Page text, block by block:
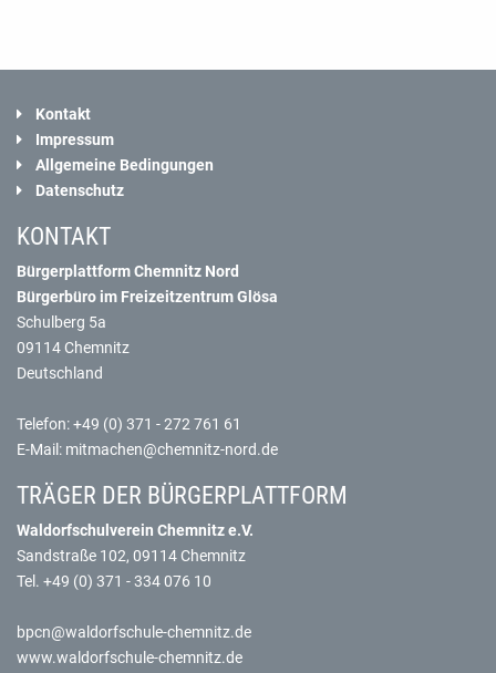
Kontakt
Impressum
Allgemeine Bedingungen
Datenschutz
KONTAKT
Bürgerplattform Chemnitz Nord
Bürgerbüro im Freizeitzentrum Glösa
Schulberg 5a
09114 Chemnitz
Deutschland
Telefon: +49 (0) 371 - 272 761 61
E-Mail: mitmachen@chemnitz-nord.de
TRÄGER DER BÜRGERPLATTFORM
Waldorfschulverein Chemnitz e.V.
Sandstraße 102, 09114 Chemnitz
Tel. +49 (0) 371 - 334 076 10
bpcn@waldorfschule-chemnitz.de
www.waldorfschule-chemnitz.de